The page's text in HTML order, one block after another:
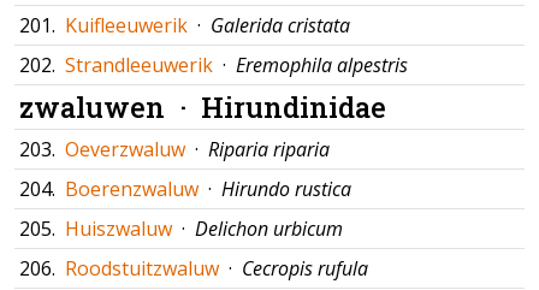
201. Kuifleeuwerik · Galerida cristata
202. Strandleeuwerik · Eremophila alpestris
zwaluwen · Hirundinidae
203. Oeverzwaluw · Riparia riparia
204. Boerenzwaluw · Hirundo rustica
205. Huiszwaluw · Delichon urbicum
206. Roodstuitzwaluw · Cecropis rufula